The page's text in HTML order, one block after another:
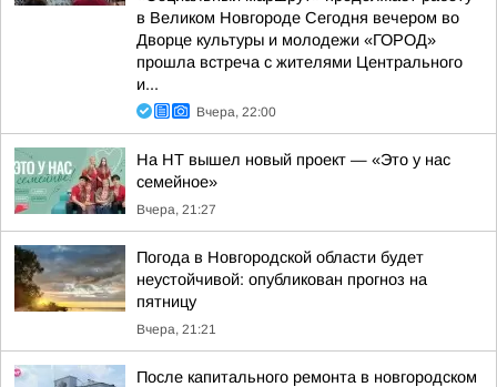
в Великом Новгороде Сегодня вечером во
Дворце культуры и молодежи «ГОРОД»
прошла встреча с жителями Центрального
и...
Вчера, 22:00
На НТ вышел новый проект — «Это у нас
семейное»
Вчера, 21:27
Погода в Новгородской области будет
неустойчивой: опубликован прогноз на
пятницу
Вчера, 21:21
После капитального ремонта в новгородском